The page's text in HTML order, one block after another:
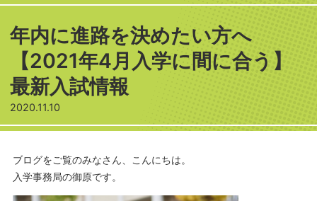
年内に進路を決めたい方へ
【2021年4月入学に間に合う】
最新入試情報
2020.11.10
ブログをご覧のみなさん、こんにちは。
入学事務局の御原です。